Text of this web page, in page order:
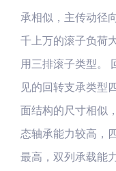
承相似，主传动径
千上万的滚子负荷
用三排滚子类型。
见的回转支承类型
面结构的尺寸相似
态轴承能力较高，
最高，双列承载能